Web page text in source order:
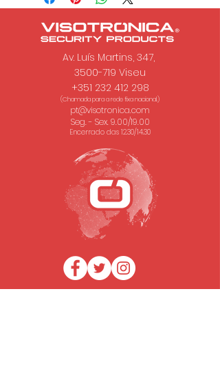
Av. Luís Martins, 347,
3500-719 Viseu
+351 232 412 298
(Chamada para a rede fixa nacional.)
pt@visotronica.com
Seg. - Sex. 9.00/19.00
Encerrado das 12.30/14.30